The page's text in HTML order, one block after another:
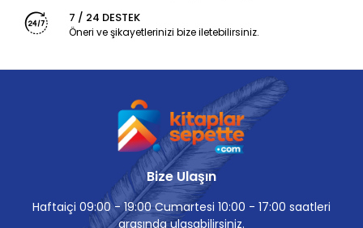
7 / 24 DESTEK
Öneri ve şikayetlerinizi bize iletebilirsiniz.
Bize Ulaşın
Haftaiçi 09:00 - 19:00 Cumartesi 10:00 - 17:00 saatleri
arasında ulaşabilirsiniz.